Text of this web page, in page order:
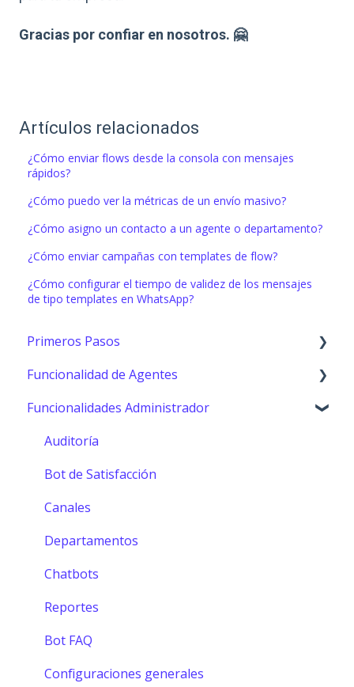
Gracias por confiar en nosotros. 🤗
Artículos relacionados
¿Cómo enviar flows desde la consola con mensajes
rápidos?
¿Cómo puedo ver la métricas de un envío masivo?
¿Cómo asigno un contacto a un agente o departamento?
¿Cómo enviar campañas con templates de flow?
¿Cómo configurar el tiempo de validez de los mensajes
de tipo templates en WhatsApp?
Primeros Pasos
Primeros pasos
Funcionalidad de Agentes
Consola (Agentes)
Configuración Agentes
Herramientas y funciones
MCP
Funcionalidades Administrador
Auditoría
Bot de Satisfacción
Canales
Departamentos
Chatbots
Reportes
Bot FAQ
Configuraciones generales